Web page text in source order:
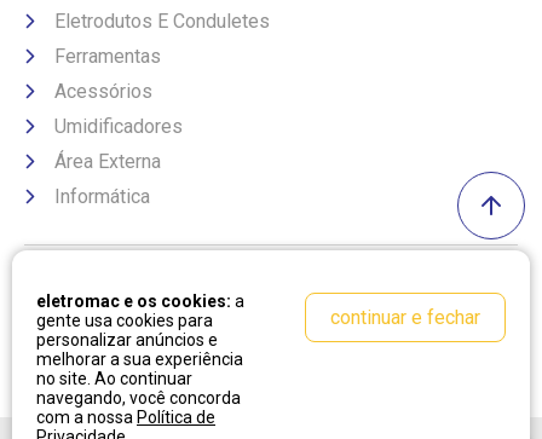
Eletrodutos E Conduletes
Ferramentas
Acessórios
Umidificadores
Área Externa
Informática
eletromac e os cookies: a
gente usa cookies para
personalizar anúncios e
melhorar a sua experiência
no site. Ao continuar
navegando, você concorda
com a nossa Política de
continuar e fechar